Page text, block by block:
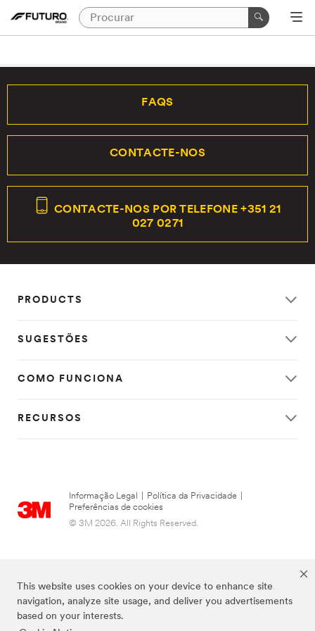
This website uses cookies on your device to enhance site
navigation, analyze site usage, and deliver you advertisements
based on your interests.
FAQS
CONTACTE-NOS
CONTACTE-NOS POR TELEFONE +351 21
027 0271
PRODUCTS
SUGESTÕES
COMO FUNCIONA
RECURSOS
Informação Legal Política da Privacidade
Preferências de cookies
© 3M 2026. All Rights Reserved.